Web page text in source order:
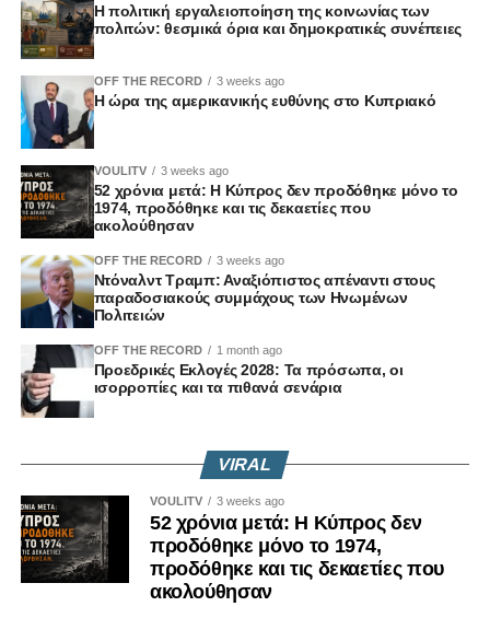
Η πολιτική εργαλειοποίηση της κοινωνίας των
πολιτών: θεσμικά όρια και δημοκρατικές συνέπειες
OFF THE RECORD 3 weeks ago
Η ώρα της αμερικανικής ευθύνης στο Κυπριακό
VOULITV 3 weeks ago
52 χρόνια μετά: Η Κύπρος δεν προδόθηκε μόνο το
1974, προδόθηκε και τις δεκαετίες που
ακολούθησαν
OFF THE RECORD 3 weeks ago
Ντόναλντ Τραμπ: Αναξιόπιστος απέναντι στους
παραδοσιακούς συμμάχους των Ηνωμένων
Πολιτειών
OFF THE RECORD 1 month ago
Προεδρικές Εκλογές 2028: Τα πρόσωπα, οι
ισορροπίες και τα πιθανά σενάρια
VIRAL
VOULITV 3 weeks ago
52 χρόνια μετά: Η Κύπρος δεν
προδόθηκε μόνο το 1974,
προδόθηκε και τις δεκαετίες που
ακολούθησαν